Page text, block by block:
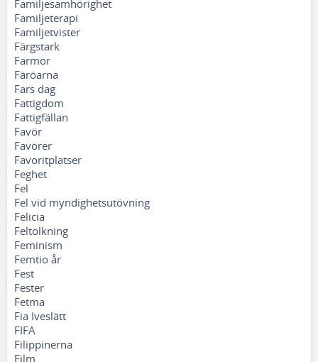
Familjesamhörighet
Familjeterapi
Familjetvister
Färgstark
Farmor
Färöarna
Fars dag
Fattigdom
Fattigfällan
Favör
Favörer
Favoritplatser
Feghet
Fel
Fel vid myndighetsutövning
Felicia
Feltolkning
Feminism
Femtio år
Fest
Fester
Fetma
Fia Iveslätt
FIFA
Filippinerna
Film